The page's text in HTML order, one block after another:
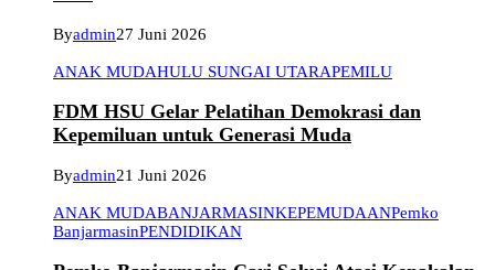
Byadmin27 Juni 2026
ANAK MUDAHULU SUNGAI UTARAPEMILU
FDM HSU Gelar Pelatihan Demokrasi dan
Kepemiluan untuk Generasi Muda
Byadmin21 Juni 2026
ANAK MUDABANJARMASINKEPEMUDAANPemko
BanjarmasinPENDIDIKAN